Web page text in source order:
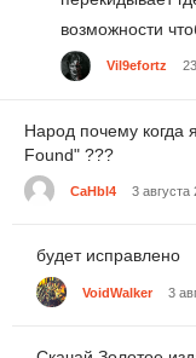
возможности
Vil9efortz
Народ почему когда
Found" ???
CaHbl4 3 августа
будет исправлено
VoidWalker 3